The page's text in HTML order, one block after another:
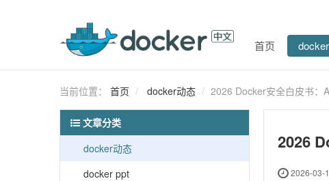
首页
当前位置： 首页 docker动态 2026 Docker安全白皮书：
2026
2026-03-
文章分类
docker动态
docker ppt